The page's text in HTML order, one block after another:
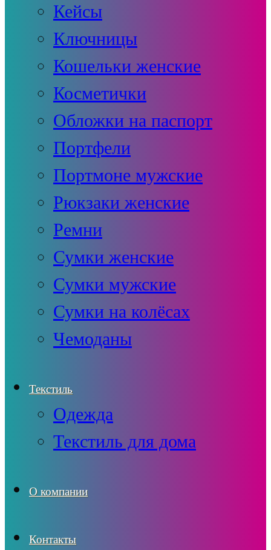
Кейсы
Ключницы
Кошельки женские
Косметички
Обложки на паспорт
Портфели
Портмоне мужские
Рюкзаки женские
Ремни
Сумки женские
Сумки мужские
Сумки на колёсах
Чемоданы
Текстиль
Одежда
Текстиль для дома
О компании
Контакты